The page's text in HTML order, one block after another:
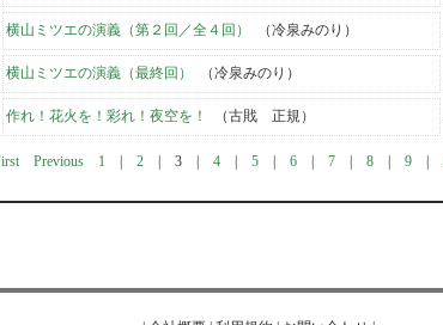
横山ミツエの演義（第２回／全４回） （冷泉みのり）
横山ミツエの演義（最終回） （冷泉みのり）
作れ！花火を！彩れ！夜空を！ （古戝 正規）
Previous 1 2| 3| 4| 5| 6| 7| 8| 9|